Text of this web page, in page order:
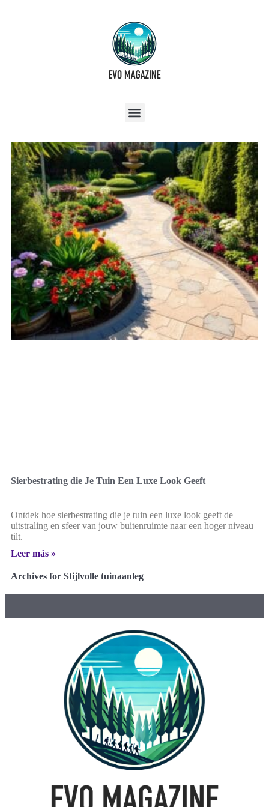
Sierbestrating die Je Tuin Een Luxe Look Geeft
Ontdek hoe sierbestrating die je tuin een luxe look geeft de
uitstraling en sfeer van jouw buitenruimte naar een hoger niveau
tilt.
Leer más »
Archives for Stijlvolle tuinaanleg